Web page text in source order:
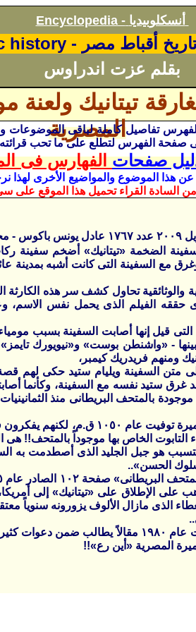
Encyclopedia - أنسكلوبيديا
أقباط مصر - history
بقلم عزت اندراوس
تيتانيك ولعنة
المصرية
صفحة الفهرس لتطلع على ما تحب
صفحاتالفهارس فى
عن هذا الموضوع والمواضيع الأخرى لهذا
السادة القراء تحميل هذا الموقع على
أبريل ١٩١٢ غرقت السفينة الضخمة «تيتانيك»
تحاول كشف سر هذه الكارثة
حققه الفيلم الذى يحمل نفس الاسم،
قيل إنها أصابت السفينة بسبب
- «واشنطن بوست» و«نيويورك
ومنهم فريدريك كيمبر،
السفينة ويليام ستيد حكى لهم قصة
غرق ستيد نفسه مع السفينة، وكأنما
موجودة بالمتحف البريطانى منذ
وقال مسؤولون بالمتحف إن المومياء
الخاص بها موجوداً بالمتحف!! هى
هو جبل الجليد الذى أصطدمت به
الحسن»..
على الإطلاق على «تيتانيك» إلى
الذى مازال الألوف يزورونه سنوياً
وكانت صحيفة واشنطن بوست قد نشرت عام ١٩٨٠
المصرية «أين رع»!!